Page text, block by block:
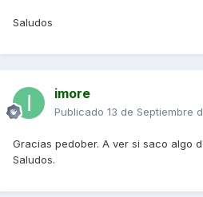
Saludos
imore
Publicado 13 de Septiembre
Gracias pedober. A ver si saco algo
Saludos.